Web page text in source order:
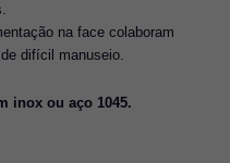
na face colaboram
difícil manuseio.
inox ou aço 1045.